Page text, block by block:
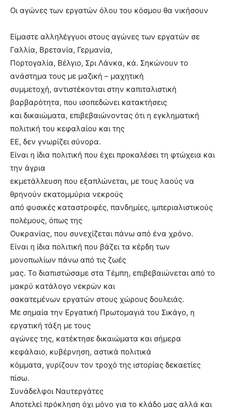
Οι αγώνες των εργατών όλου του κόσμου θα νικήσουν
Είμαστε αλληλέγγυοι στους αγώνες των εργατών σε
Γαλλία, Βρετανία, Γερμανία,
Πορτογαλία, Βέλγιο, Σρι Λάνκα, κά. Σηκώνουν το
ανάστημα τους με μαζική – μαχητική
συμμετοχή, αντιστέκονται στην καπιταλιστική
βαρβαρότητα, που ισοπεδώνει κατακτήσεις
και δικαιώματα, επιβεβαιώνοντας ότι η εγκληματική
πολιτική του κεφαλαίου και της
ΕΕ, δεν γνωρίζει σύνορα.
Είναι η ίδια πολιτική που έχει προκαλέσει τη φτώχεια και
την άγρια
εκμετάλλευση που εξαπλώνεται, με τους λαούς να
θρηνούν εκατομμύρια νεκρούς
από φυσικές καταστροφές, πανδημίες, ιμπεριαλιστικούς
πολέμους, όπως της
Ουκρανίας, που συνεχίζεται πάνω από ένα χρόνο.
Είναι η ίδια πολιτική που βάζει τα κέρδη των
μονοπωλίων πάνω από τις ζωές
μας. Το διαπιστώσαμε στα Τέμπη, επιβεβαιώνεται από το
μακρύ κατάλογο νεκρών και
σακατεμένων εργατών στους χώρους δουλειάς.
Με σημαία την Εργατική Πρωτομαγιά του Σικάγο, η
εργατική τάξη με τους
αγώνες της, κατέκτησε δικαιώματα και σήμερα
κεφάλαιο, κυβέρνηση, αστικά πολιτικά
κόμματα, γυρίζουν τον τροχό της ιστορίας δεκαετίες
πίσω.
Συνάδελφοι Ναυτεργάτες
Αποτελεί πρόκληση όχι μόνο για το κλάδο μας αλλά και